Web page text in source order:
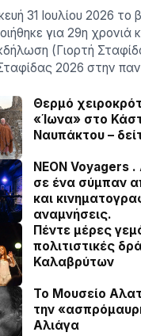
31 Ιουλίου 2026 το
για 29η χρονιά
(Γιορτή
2026 στην
Θερμό
«Ίωνα» στο
Ναυπάκτου –
NEON Voyagers
σε ένα σύμπαν
και
αναμνήσεις.
Πέντε μέρες
πολιτιστικές
Καλαβρύτων
Το Μουσείο
την
Αλιάγα